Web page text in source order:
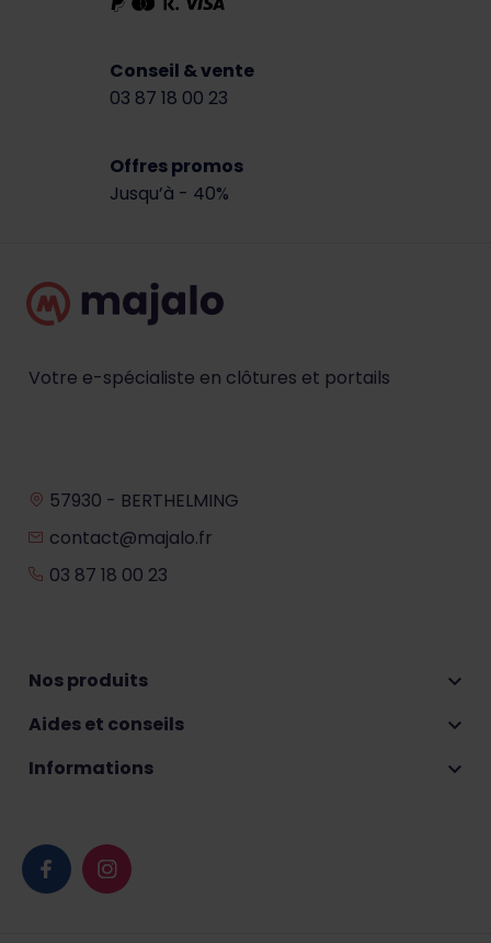
Conseil & vente
03 87 18 00 23
Offres promos
Jusqu’à - 40%
Votre e-spécialiste en clôtures et portails
57930 - BERTHELMING
contact@majalo.fr
03 87 18 00 23
Nos produits 
Aides et conseils 
Informations 